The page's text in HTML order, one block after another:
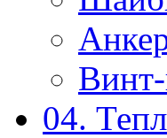
04.